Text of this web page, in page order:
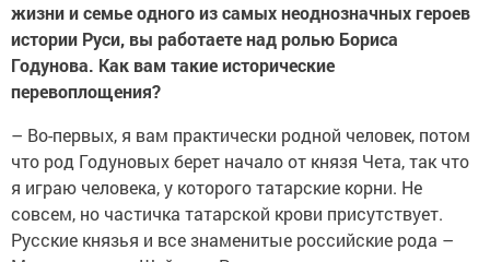
жизни и семье одного из самых неоднозначных героев
истории Руси, вы работаете над ролью Бориса
Годунова. Как вам такие исторические
перевоплощения?
– Во-первых, я вам практически родной человек, потом
что род Годуновых берет начало от князя Чета, так что
я играю человека, у которого татарские корни. Не
совсем, но частичка татарской крови присутствует.
Русские князья и все знаменитые российские рода –